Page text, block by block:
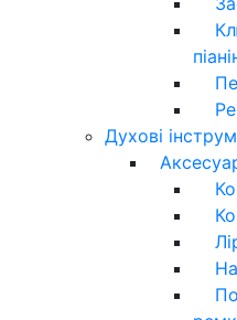
Духові